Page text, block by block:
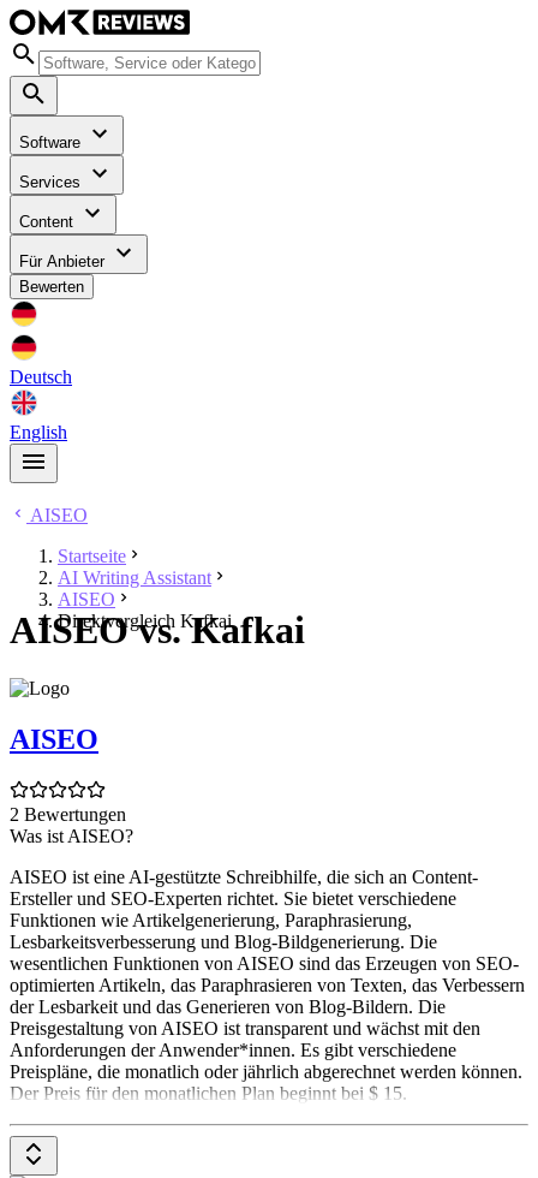
Software
Services
Content
Für Anbieter
Bewerten
Deutsch
English
AISEO
Startseite
AI Writing Assistant
AISEO
Direktvergleich Kafkai
AISEO vs. Kafkai
AISEO
2 Bewertungen
Was ist AISEO?
AISEO ist eine AI-gestützte Schreibhilfe, die sich an Content-
Ersteller und SEO-Experten richtet. Sie bietet verschiedene
Funktionen wie Artikelgenerierung, Paraphrasierung,
Lesbarkeitsverbesserung und Blog-Bildgenerierung. Die
wesentlichen Funktionen von AISEO sind das Erzeugen von SEO-
optimierten Artikeln, das Paraphrasieren von Texten, das Verbessern
der Lesbarkeit und das Generieren von Blog-Bildern. Die
Preisgestaltung von AISEO ist transparent und wächst mit den
Anforderungen der Anwender*innen. Es gibt verschiedene
Preispläne, die monatlich oder jährlich abgerechnet werden können.
Der Preis für den monatlichen Plan beginnt bei $ 15.